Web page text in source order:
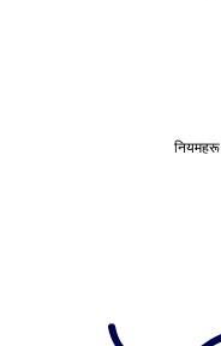
नियमहरू